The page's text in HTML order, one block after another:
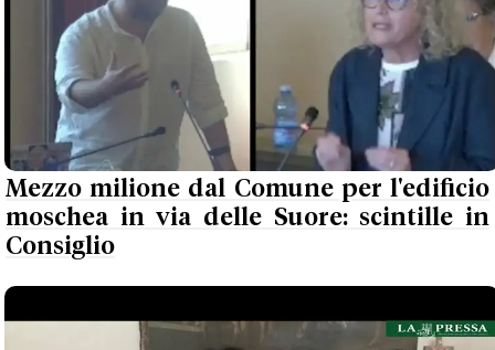
Mezzo milione dal Comune per l'edificio
moschea in via delle Suore: scintille in
Consiglio